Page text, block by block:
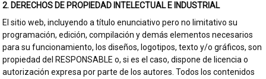
2. DERECHOS DE PROPIEDAD INTELECTUAL E INDUSTRIAL
El sitio web, incluyendo a título enunciativo pero no limitativo su
programación, edición, compilación y demás elementos necesarios
para su funcionamiento, los diseños, logotipos, texto y/o gráficos, son
propiedad del RESPONSABLE o, si es el caso, dispone de licencia o
autorización expresa por parte de los autores. Todos los contenidos